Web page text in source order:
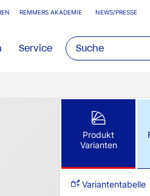
REMMERS AKADEMIE NEWS/PRESSE
Service
Produkt
Varianten
Variantentabelle